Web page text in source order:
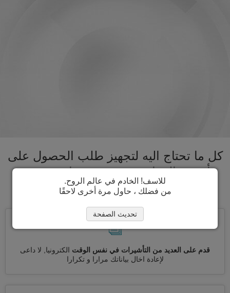
كل ما تحتاج اليه لتجهيز طلب الحصول على
تأشيرة اليونان تحت سقف واحد. تسريع
عملية الحصول على تأشيرة اليونان
قدم على العديد من التأشيرات في نفس الوقت الكترونيا, لا داعى
لإعادة اخال بياناتك مرارا و تكرارا
للاسف! الخادم في عالم الروح.
من فضلك ، حاول مرة أخرى لاحقًا
تحديث الصفحة